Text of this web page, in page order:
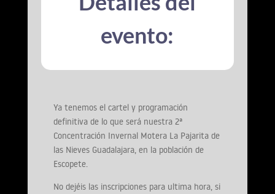
evento:
Ya tenemos el cartel y programación
definitiva de lo que será nuestra 2ª
Concentración Invernal Motera La Pajarita de
las Nieves Guadalajara, en la población de
Escopete.
No dejéis las inscripciones para ultima hora, si